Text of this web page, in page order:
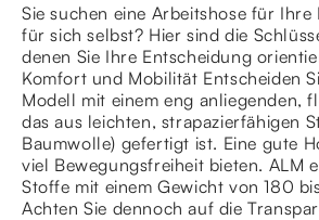
Sie suchen eine Arbeitshose für
für sich selbst? Hier sind die
denen Sie Ihre Entscheidung
Komfort und Mobilität Entscheiden
Modell mit einem eng anliegenden,
das aus leichten, strapazierfähigen
Baumwolle) gefertigt ist. Eine gute
viel Bewegungsfreiheit bieten. ALM
Stoffe mit einem Gewicht von 180
Achten Sie dennoch auf die